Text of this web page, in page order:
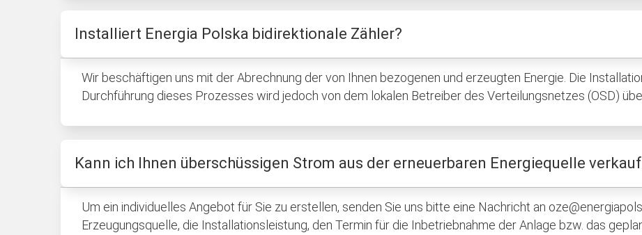
Installiert Energia Polska bidirektionale Zähler?
Wir beschäftigen uns mit der Abrechnung der von Ihnen bezogenen und erzeugten Energie. Die
Durchführung dieses Prozesses wird jedoch von dem lokalen Betreiber des Verteilungsnetzes (OSD)
Kann ich Ihnen überschüssigen Strom aus der erneuerbaren Energiequelle
Um ein individuelles Angebot für Sie zu erstellen, senden Sie uns bitte eine Nachricht an
Erzeugungsquelle, die Installationsleistung, den Termin für die Inbetriebnahme der Anlage bzw. das